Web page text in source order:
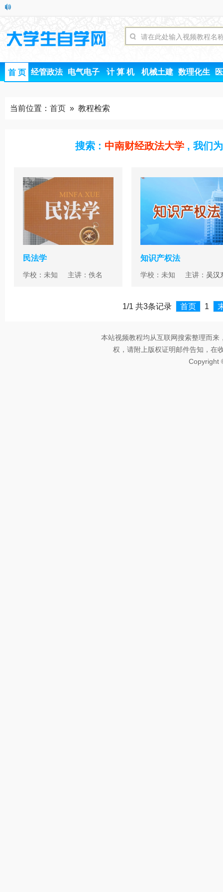
首 页 经管政法 电气电子 计 算 机 机械土建 数理化生
当前位置： 首页 » 教程检索
搜索 : 中南财经政法大学 , 我们
民法学
学校：未知 主讲：佚名
知识产权法
学校：未知 主讲： 吴汉
1/1 共3条记录 首页 1
本站视频教程均从互联网搜索整理而
权，请附上版权证明邮件告知，在
Copyright